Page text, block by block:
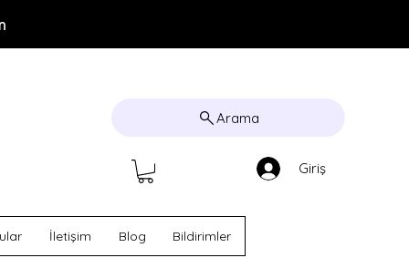
İletişim Blog Bildirimler
Arama
Giriş